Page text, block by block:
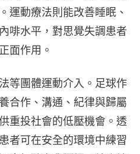
運動療法則能改善睡眠、
啡水平，對思覺失調患者
面作用。
等團體運動介入。足球作
合作、溝通、紀律與歸屬
重投社會的低壓機會。透
者可在安全的環境中練習